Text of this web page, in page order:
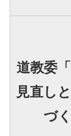
道教委
見直し
づ